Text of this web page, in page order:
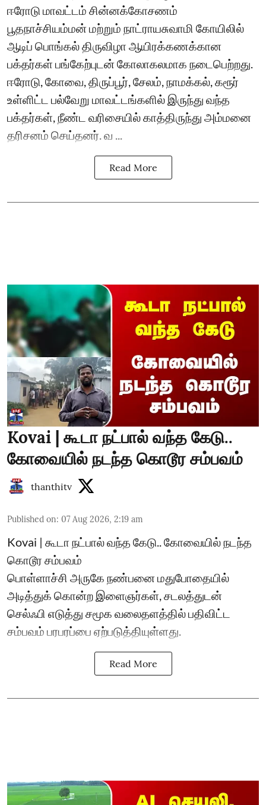
ஈரோடு மாவட்டம் சின்னக்கோசணம்
பூதநாச்சியம்மன் மற்றும் நாட்ராயசுவாமி கோயிலில்
ஆடிப் பொங்கல் திருவிழா ஆயிரக்கணக்கான
பக்தர்கள் பங்கேற்புடன் கோலாகலமாக நடைபெற்றது.
ஈரோடு, கோவை, திருப்பூர், சேலம், நாமக்கல், கரூர்
உள்ளிட்ட பல்வேறு மாவட்டங்களில் இருந்து வந்த
பக்தர்கள், நீண்ட வரிசையில் காத்திருந்து அம்மனை
தரிசனம் செய்தனர். வ ...
Read More
Kovai | கூடா நட்பால் வந்த கேடு..
கோவையில் நடந்த கொடூர சம்பவம்
thanthitv
Published on: 07 Aug 2026, 2:19 am
Kovai | கூடா நட்பால் வந்த கேடு.. கோவையில் நடந்த
கொடூர சம்பவம்
பொள்ளாச்சி அருகே நண்பனை மதுபோதையில்
அடித்துக் கொன்ற இளைஞர்கள், சடலத்துடன்
செல்ஃபி எடுத்து சமூக வலைதளத்தில் பதிவிட்ட
சம்பவம் பரபரப்பை ஏற்படுத்தியுள்ளது.
Read More